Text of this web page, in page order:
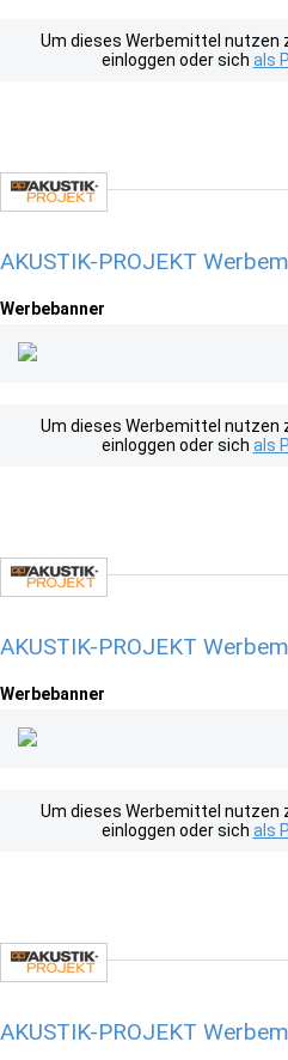
Um dieses Werbemittel nutzen
einloggen oder sich als
AKUSTIK-PROJEKT
Werbebanner
Um dieses Werbemittel nutzen
einloggen oder sich als
AKUSTIK-PROJEKT
Werbebanner
Um dieses Werbemittel nutzen
einloggen oder sich als
AKUSTIK-PROJEKT